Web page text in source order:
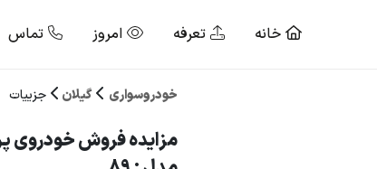
خانه تعرفه امروز تماس
خودروسواری گیلان جزییات
مزایده فروش خودروی